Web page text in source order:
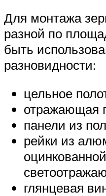
Для монтажа
разной по
быть
разновидности:
цельное
отражающая
панели из
рейки из
глянцевая